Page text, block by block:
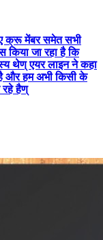
क्रू मेंबर समेत सभी
किया जा रहा है कि
थेण् एयर लाइन ने कहा
और हम अभी किसी के
रहे हैण्